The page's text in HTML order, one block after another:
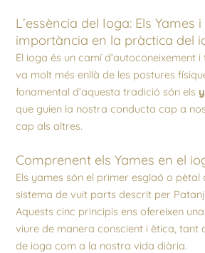
L’essència del Ioga: Els Yames
importància en la pràctica del
El ioga és un camí d’autoconeixement
va molt més enllà de les postures
fonamental d’aquesta tradició són els
que guien la nostra conducta cap a
cap als altres.
Comprenent els Yames en el
Els yames són el primer esglaó o pètal
sistema de vuit parts descrit per
Aquests cinc principis ens ofereixen
viure de manera conscient i ètica, tant
de ioga com a la nostra vida diària.